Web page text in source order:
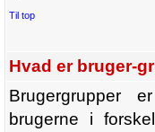
Til top
Hvad er bruger-
Brugergrupper
brugerne i